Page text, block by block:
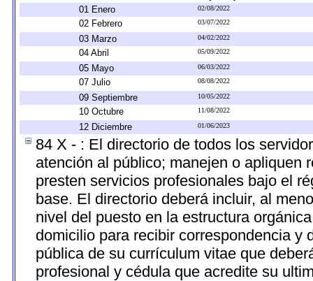
01 Enero 02/08/2022
02 Febrero 03/07/2022
03 Marzo 04/02/2022
04 Abril 05/09/2022
05 Mayo 06/03/2022
07 Julio 08/08/2022
09 Septiembre 10/05/2022
10 Octubre 11/08/2022
12 Diciembre 01/06/2023
84 X - : El directorio de todos los
atención al público; manejen o apliquen
presten servicios profesionales bajo el
base. El directorio deberá incluir, al
nivel del puesto en la estructura
domicilio para recibir correspondencia y
pública de su currículum vitae que
profesional y cédula que acredite su